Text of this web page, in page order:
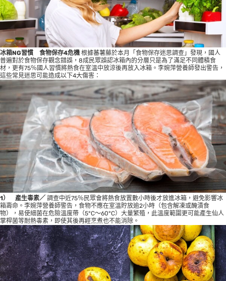
冰箱NG習慣 食物保存4危機 根據蕃薯藤於本月「食物保存迷思調查」發現，國人
普遍對於食物保存觀念錯誤，8成民眾誤認冰箱內的分層只是為了滿足不同體積食
材，更有75％國人習慣將熱食在室溫中放涼後再放入冰箱。李婉萍營養師發出警告，
這些常見迷思可能造成以下4大傷害：
1） 產生毒素／ 調查中近75％民眾會將熱食放置數小時後才放進冰箱，避免影響冰
箱壽命。李婉萍營養師警告，食物不應在室溫貯放逾2小時（包含解凍或醃漬食
物），易使細菌在危險溫度帶（5°C～60°C）大量繁殖，此溫度範圍更可能產生仙人
掌桿菌等耐熱毒素，即使其後再經烹煮也不能消除。